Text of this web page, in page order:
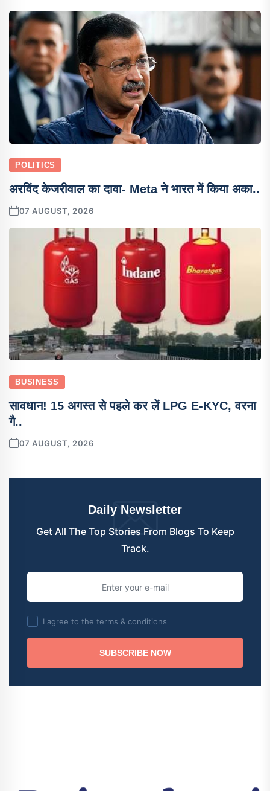
POLITICS
अरविंद केजरीवाल का दावा- Meta ने भारत में किया अका..
07 AUGUST, 2026
BUSINESS
सावधान! 15 अगस्त से पहले कर लें LPG E-KYC, वरना
गै..
07 AUGUST, 2026
Daily Newsletter
Get All The Top Stories From Blogs To Keep
Track.
I agree to the terms & conditions
SUBSCRIBE NOW